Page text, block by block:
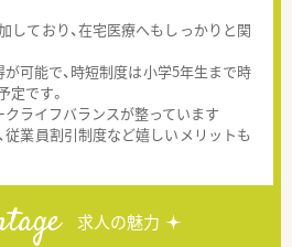
ており、在宅医療へもしっかりと関
可能で、時短制度は小学5年生まで時
です。
ライフバランスが整っています
業員割引制度など嬉しいメリットも
求人の魅力